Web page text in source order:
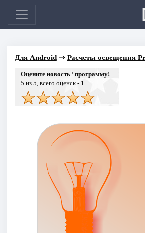
Для Android⇒ Расчеты освещения
Оцените новость / программу!
5 из 5, всего оценок - 1